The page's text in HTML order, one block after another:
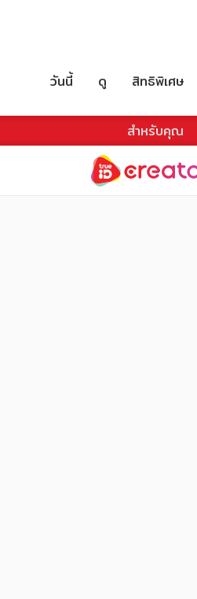
วันนี้ ดู สิทธิพิเศษ
สำหรับคุณ